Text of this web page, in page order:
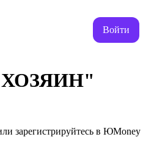
Войти
зарегистрируйтесь в ЮMoney